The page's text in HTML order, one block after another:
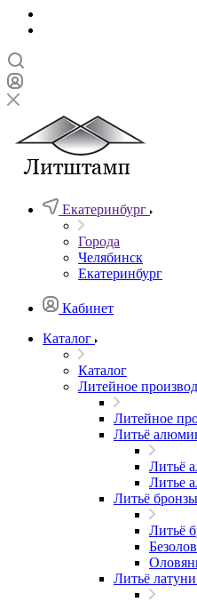
Екатеринбург
Города
Челябинск
Екатеринбург
Кабинет
Каталог
Каталог
Литейное
Литейное
Литьё
Литьё
Литье
Литьё бронзы
Литьё
Литьё латуни